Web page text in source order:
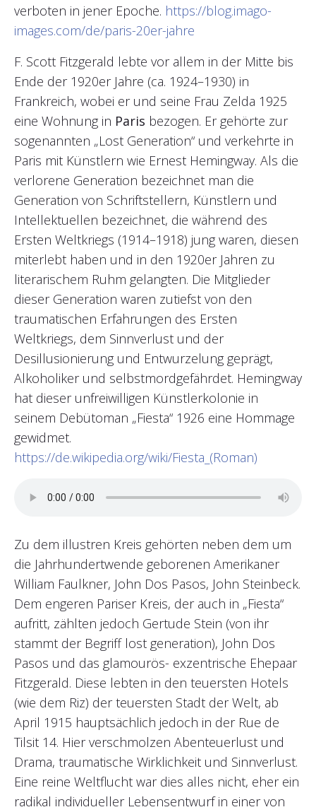
verboten in jener Epoche. https://blog.imago-
images.com/de/paris-20er-jahre
F. Scott Fitzgerald lebte vor allem in der Mitte bis
Ende der 1920er Jahre (ca. 1924–1930) in
Frankreich, wobei er und seine Frau Zelda 1925
eine Wohnung in Paris bezogen. Er gehörte zur
sogenannten „Lost Generation“ und verkehrte in
Paris mit Künstlern wie Ernest Hemingway. Als die
verlorene Generation bezeichnet man die
Generation von Schriftstellern, Künstlern und
Intellektuellen bezeichnet, die während des
Ersten Weltkriegs (1914–1918) jung waren, diesen
miterlebt haben und in den 1920er Jahren zu
literarischem Ruhm gelangten. Die Mitglieder
dieser Generation waren zutiefst von den
traumatischen Erfahrungen des Ersten
Weltkriegs, dem Sinnverlust und der
Desillusionierung und Entwurzelung geprägt,
Alkoholiker und selbstmordgefährdet. Hemingway
hat dieser unfreiwilligen Künstlerkolonie in
seinem Debütoman „Fiesta“ 1926 eine Hommage
gewidmet.
https://de.wikipedia.org/wiki/Fiesta_(Roman)
Zu dem illustren Kreis gehörten neben dem um
die Jahrhundertwende geborenen Amerikaner
William Faulkner, John Dos Pasos, John Steinbeck.
Dem engeren Pariser Kreis, der auch in „Fiesta“
aufritt, zählten jedoch Gertude Stein (von ihr
stammt der Begriff lost generation), John Dos
Pasos und das glamourös- exzentrische Ehepaar
Fitzgerald. Diese lebten in den teuersten Hotels
(wie dem Riz) der teuersten Stadt der Welt, ab
April 1915 hauptsächlich jedoch in der Rue de
Tilsit 14. Hier verschmolzen Abenteuerlust und
Drama, traumatische Wirklichkeit und Sinnverlust.
Eine reine Weltflucht war dies alles nicht, eher ein
radikal individueller Lebensentwurf in einer von